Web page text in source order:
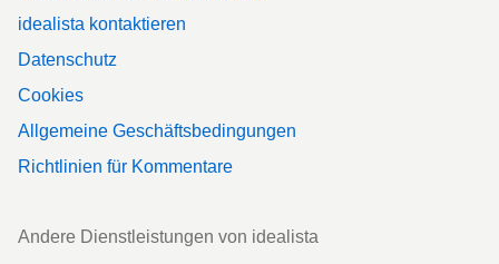
idealista kontaktieren
Datenschutz
Cookies
Allgemeine Geschäftsbedingungen
Richtlinien für Kommentare
Andere Dienstleistungen von idealista